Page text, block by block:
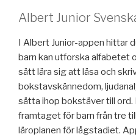
Albert Junior
I Albert Junior-appen hittar
barn kan utforska alfabetet
sätt lära sig att läsa och
bokstavskännedom,
sätta ihop bokstäver till ord.
framtaget för barn från tre
läroplanen för lågstadiet.